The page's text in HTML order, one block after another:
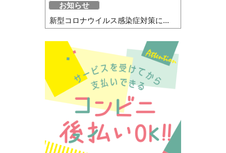
お知らせ
新型コロナウイルス感染症対策に...